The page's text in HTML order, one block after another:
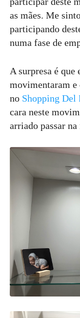
as mães. Me
participando
numa fase de
A surpresa é que
movimentaram
no Shopping Del
cara neste
arriado passar